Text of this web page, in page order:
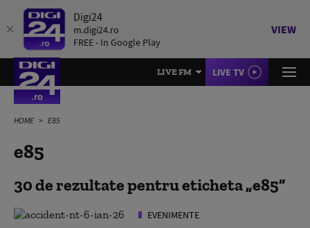
Digi24
m.digi24.ro
FREE - In Google Play
VIEW
LIVE FM LIVE TV
HOME E85
e85
30 de rezultate pentru eticheta e85
EVENIMENTE